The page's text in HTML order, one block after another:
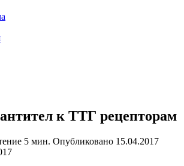
к ТТГ рецепторам
5 мин. Опубликовано 15.04.2017